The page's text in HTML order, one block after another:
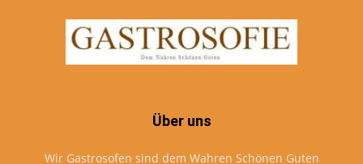
Über uns
Wir Gastrosofen sind dem Wahren Schönen Guten